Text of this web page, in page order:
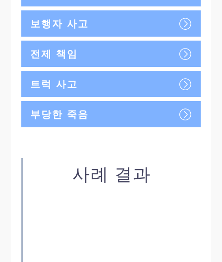
보행자 사고
전제 책임
트럭 사고
부당한 죽음
사례 결과